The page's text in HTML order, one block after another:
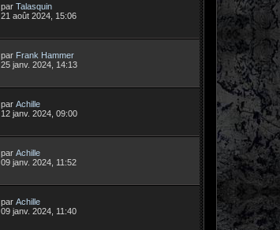
par Talasquin
21 août 2024, 15:06
par Frank Hammer
25 janv. 2024, 14:13
par Achille
12 janv. 2024, 09:00
par Achille
09 janv. 2024, 11:52
par Achille
09 janv. 2024, 11:40